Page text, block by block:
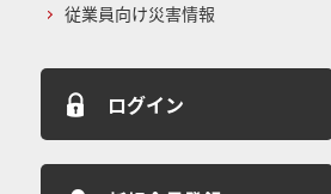
従業員向け災害情報
ログイン